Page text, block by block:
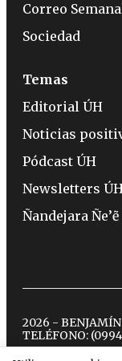
Correo
Sociedad
Temas
Editorial ÚH
Noticias
Pódcast ÚH
Newsletters
Ñandejara Ñe’ẽ
2026 -
TELÉFONO: